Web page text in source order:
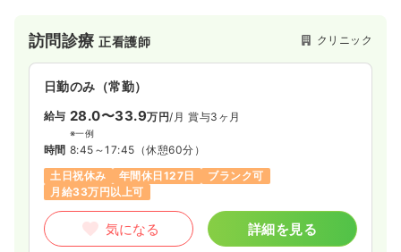
訪問診療正看護師 クリニック
日勤のみ（常勤）
給与 28.0〜33.9万円/月 賞与3ヶ月
※一例
時間 8:45～17:45 （休憩60分）
土日祝休み
年間休日127日
ブランク可
月給33万円以上可
気になる 詳細を見る